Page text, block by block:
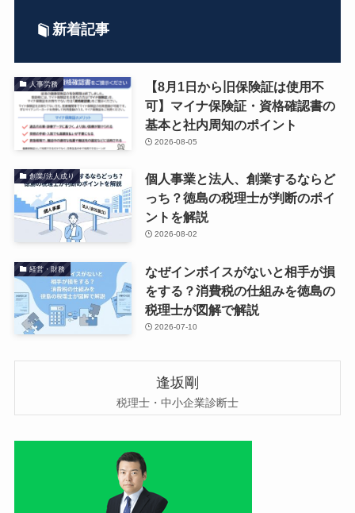
新着記事
人事労務
【8月1日から旧保険証は使用不
可】マイナ保険証・資格確認書の
基本と社内周知のポイント
2026-08-05
創業/法人成り
個人事業と法人、創業するならど
っち？徳島の税理士が判断のポイ
ントを解説
2026-08-02
経営・財務
なぜインボイスがないと相手が損
をする？消費税の仕組みを徳島の
税理士が図解で解説
2026-07-10
逢坂剛
税理士・中小企業診断士